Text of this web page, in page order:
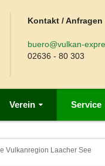
Kontakt / Anfragen
buero@vulkan-
02636 - 80 303
Verein Service
Vulkanregion Laacher See